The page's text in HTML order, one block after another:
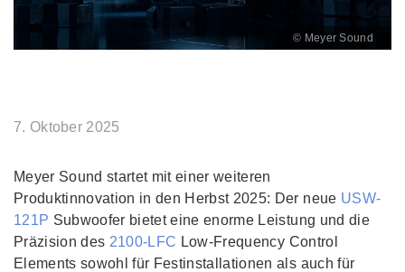
© Meyer Sound
7. Oktober 2025
Meyer Sound startet mit einer weiteren
Produktinnovation in den Herbst 2025: Der neue USW-
121P Subwoofer bietet eine enorme Leistung und die
Präzision des 2100-LFC Low-Frequency Control
Elements sowohl für Festinstallationen als auch für